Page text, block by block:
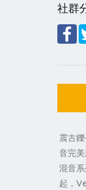
社群
震古
音完
混音
起，